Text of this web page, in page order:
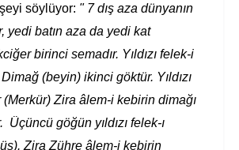
söylüyor: " 7 dış aza dünyanın
yedi batın aza da yedi kat
birinci semadır. Yıldızı felek-i
(beyin) ikinci göktür. Yıldızı
(Merkür) Zira âlem-i kebirin dimağı
Üçüncü göğün yıldızı felek-ı
Zira Zühre âlem-i kebirin